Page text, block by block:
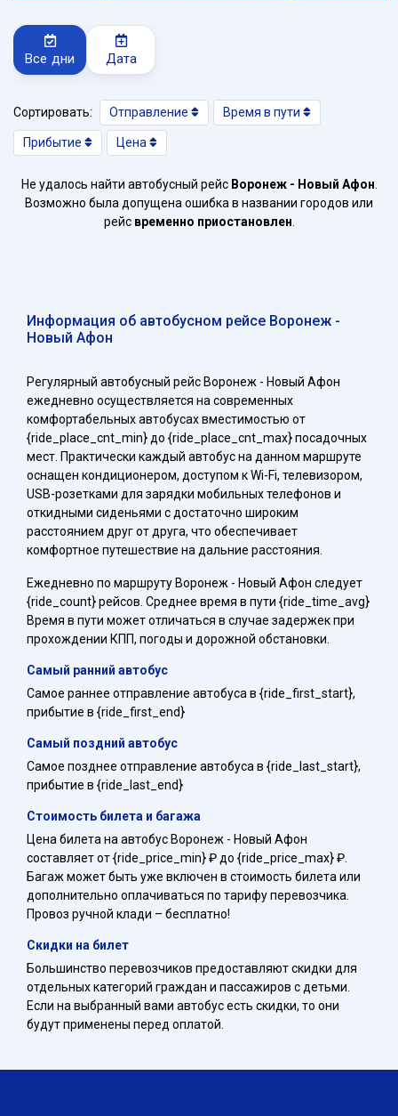
Все дни Дата
Сортировать: Отправление Время в пути
Прибытие Цена
Не удалось найти автобусный рейс Воронеж - Новый Афон
Возможно была допущена ошибка в названии городов или
рейс временно приостановлен
Информация об автобусном рейсе Воронеж -
Новый Афон
Регулярный автобусный рейс Воронеж - Новый Афон
ежедневно осуществляется на современных
комфортабельных автобусах вместимостью от
{ride_place_cnt_min} до {ride_place_cnt_max} посадочных
мест. Практически каждый автобус на данном маршруте
оснащен кондиционером, доступом к Wi-Fi, телевизором,
USB-розетками для зарядки мобильных телефонов и
откидными сиденьями с достаточно широким
расстоянием друг от друга, что обеспечивает
комфортное путешествие на дальние расстояния.
Ежедневно по маршруту Воронеж - Новый Афон следует
{ride_count} рейсов. Среднее время в пути {ride_time_avg}
Время в пути может отличаться в случае задержек при
прохождении КПП, погоды и дорожной обстановки.
Самый ранний автобус
Самое раннее отправление автобуса в {ride_first_start},
прибытие в {ride_first_end}
Самый поздний автобус
Самое позднее отправление автобуса в {ride_last_start},
прибытие в {ride_last_end}
Стоимость билета и багажа
Цена билета на автобус Воронеж - Новый Афон
составляет от {ride_price_min} ₽ до {ride_price_max} ₽.
Багаж может быть уже включен в стоимость билета или
дополнительно оплачиваться по тарифу перевозчика.
Провоз ручной клади – бесплатно!
Скидки на билет
Большинство перевозчиков предоставляют скидки для
отдельных категорий граждан и пассажиров с детьми.
Если на выбранный вами автобус есть скидки, то они
будут применены перед оплатой.